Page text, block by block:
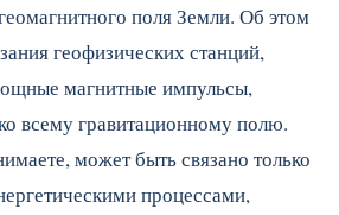
поля Земли. Об этом
геофизических станций,
магнитные импульсы,
всему гравитационному полю.
может быть связано только
процессами,